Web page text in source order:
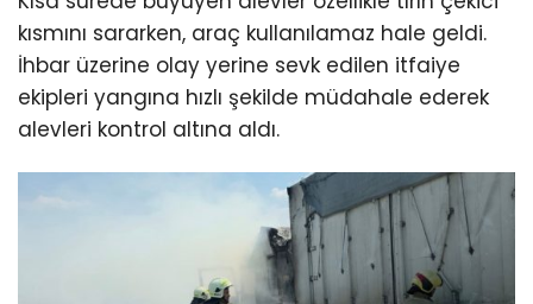
kısmını sararken, araç kullanılamaz hale geldi.
İhbar üzerine olay yerine sevk edilen itfaiye
ekipleri yangına hızlı şekilde müdahale ederek
alevleri kontrol altına aldı.